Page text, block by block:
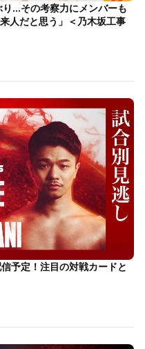
…その考察力にメンバーも
人だと思う」＜乃木坂工事
予定！注目の対戦カードと